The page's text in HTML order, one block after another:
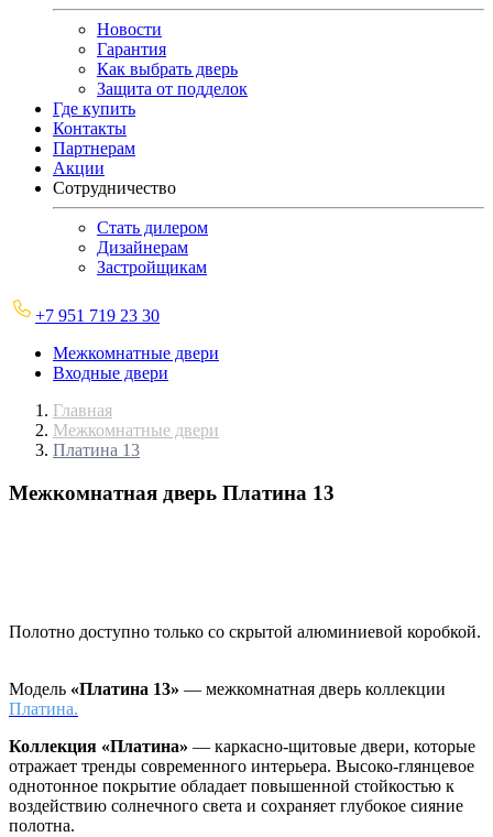
Новости
Гарантия
Как выбрать дверь
Защита от подделок
Где купить
Контакты
Партнерам
Акции
Сотрудничество
Стать дилером
Дизайнерам
Застройщикам
+7 951 719 23 30
Межкомнатные двери
Входные двери
Главная
Межкомнатные двери
Платина 13
Межкомнатная дверь Платина 13
Полотно доступно только со скрытой алюминиевой коробкой.
Модель «Платина 13» — межкомнатная дверь коллекции
Платина.
Коллекция «Платина» — каркасно-щитовые двери, которые
отражает тренды современного интерьера. Высоко-глянцевое
однотонное покрытие обладает повышенной стойкостью к
воздействию солнечного света и сохраняет глубокое сияние
полотна.